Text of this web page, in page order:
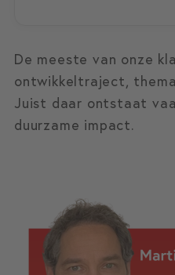
De meeste van onze
ontwikkeltraject,
Juist daar ontstaat
duurzame impact.